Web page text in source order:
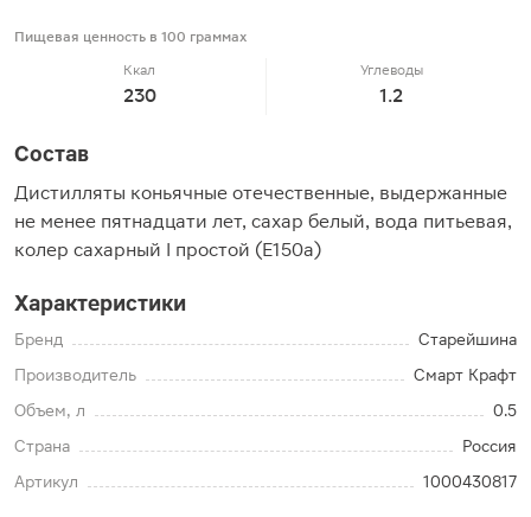
Пищевая ценность в 100 граммах
Ккал
230
Углеводы
1.2
Состав
Дистилляты коньячные отечественные, выдержанные
не менее пятнадцати лет, сахар белый, вода питьевая,
колер сахарный I простой (Е150а)
Характеристики
Бренд
Старейшина
Производитель
Смарт Крафт
Объем, л
0.5
Страна
Россия
Артикул
1000430817